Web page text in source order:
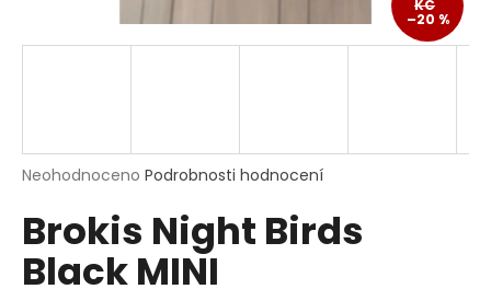
Průměrné
produktu
je
0,0
Neohodnoceno Podrobnosti hodnocení
Brokis Night Birds
Black MINI
KČ
–20 %
j
HLEDAT